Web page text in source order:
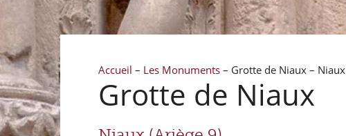
Accueil – Les Monuments – Grotte de Niaux – Niaux
Grotte de Niaux